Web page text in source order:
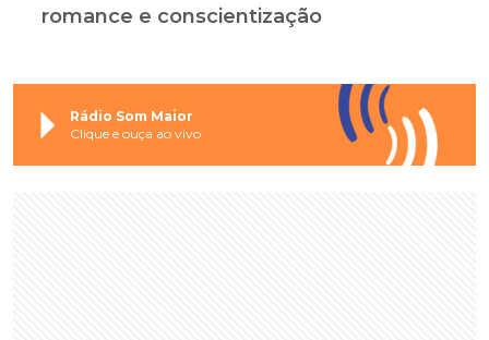
romance e conscientização
Rádio Som Maior
Clique e ouça ao vivo